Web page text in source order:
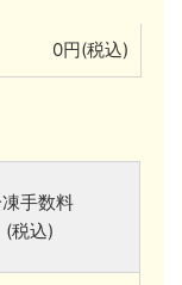
0円(税込)
手数料
(税込)